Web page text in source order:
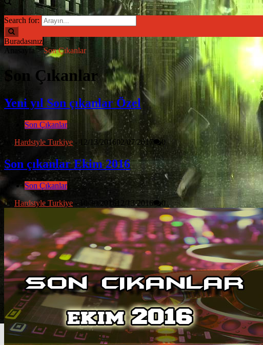
×
Search for:
Buradasınız
Anasayfa >Son Çıkanlar
Son Çıkanlar
Yeni yıl Son çıkanlar Özel
Son Çıkanlar
Hardstyle Turkiye - 12/13/201602/07/2017 0
Son çıkanlar Ekim 2016
Son Çıkanlar
by Hardstyle Turkiye - 10/30/2016 12/13/2016 0